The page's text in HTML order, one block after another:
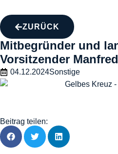
ZURÜCK
Mitbegründer und
Vorsitzender
04.12.2024Sonstige
Beitrag teilen: